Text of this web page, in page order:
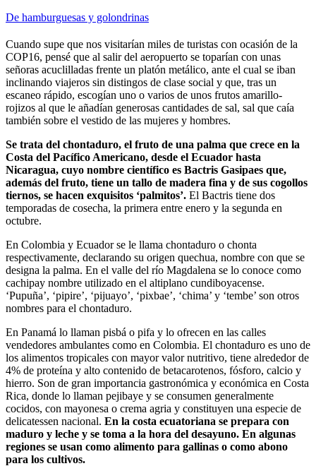
De hamburguesas y golondrinas
Cuando supe que nos visitarían miles de turistas con ocasión de la
COP16, pensé que al salir del aeropuerto se toparían con unas
señoras acuclilladas frente un platón metálico, ante el cual se iban
inclinando viajeros sin distingos de clase social y que, tras un
escaneo rápido, escogían uno o varios de unos frutos amarillo-
rojizos al que le añadían generosas cantidades de sal, sal que caía
también sobre el vestido de las mujeres y hombres.
Se trata del chontaduro, el fruto de una palma que crece en la
Costa del Pacífico Americano, desde el Ecuador hasta
Nicaragua, cuyo nombre científico es Bactris Gasipaes que,
además del fruto, tiene un tallo de madera fina y de sus cogollos
tiernos, se hacen exquisitos ‘palmitos’. El Bactris tiene dos
temporadas de cosecha, la primera entre enero y la segunda en
octubre.
En Colombia y Ecuador se le llama chontaduro o chonta
respectivamente, declarando su origen quechua, nombre con que se
designa la palma. En el valle del río Magdalena se lo conoce como
cachipay nombre utilizado en el altiplano cundiboyacense.
‘Pupuña’, ‘pipire’, ‘pijuayo’, ‘pixbae’, ‘chima’ y ‘tembe’ son otros
nombres para el chontaduro.
En Panamá lo llaman pisbá o pifa y lo ofrecen en las calles
vendedores ambulantes como en Colombia. El chontaduro es uno de
los alimentos tropicales con mayor valor nutritivo, tiene alrededor de
4% de proteína y alto contenido de betacarotenos, fósforo, calcio y
hierro. Son de gran importancia gastronómica y económica en Costa
Rica, donde lo llaman pejibaye y se consumen generalmente
cocidos, con mayonesa o crema agria y constituyen una especie de
delicatessen nacional. En la costa ecuatoriana se prepara con
maduro y leche y se toma a la hora del desayuno. En algunas
regiones se usan como alimento para gallinas o como abono
para los cultivos.